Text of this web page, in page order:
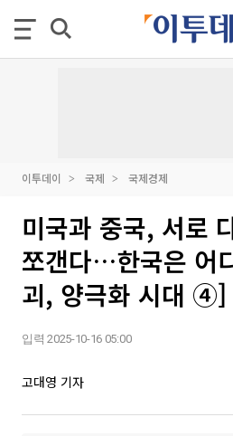
이투데이 국제 국제경제
미국과 중국, 서로
쪼갠다…한국은 어
괴, 양극화 시대 ④]
입력 2025-10-16 05:00
고대영 기자